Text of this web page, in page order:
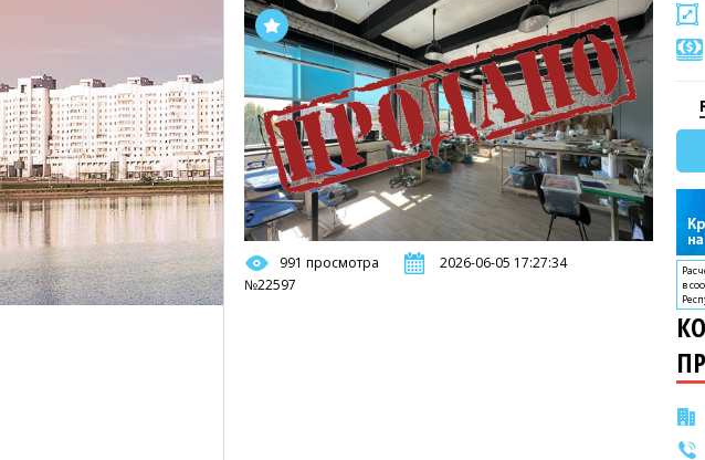
991 просмотра
2026-06-05 17:27:34
№22597
в